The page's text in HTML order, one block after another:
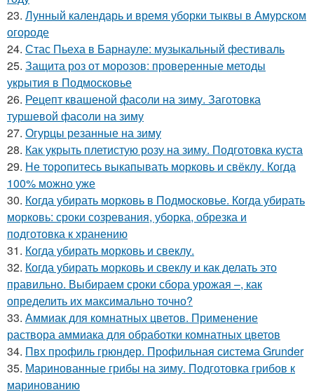
23. Лунный календарь и время уборки тыквы в Амурском
огороде
24. Стас Пьеха в Барнауле: музыкальный фестиваль
25. Защита роз от морозов: проверенные методы
укрытия в Подмосковье
26. Рецепт квашеной фасоли на зиму. Заготовка
туршевой фасоли на зиму
27. Огурцы резанные на зиму
28. Как укрыть плетистую розу на зиму. Подготовка куста
29. Не торопитесь выкапывать морковь и свёклу. Когда
100% можно уже
30. Когда убирать морковь в Подмосковье. Когда убирать
морковь: сроки созревания, уборка, обрезка и
подготовка к хранению
31. Когда убирать морковь и свеклу.
32. Когда убирать морковь и свеклу и как делать это
правильно. Выбираем сроки сбора урожая –, как
определить их максимально точно?
33. Аммиак для комнатных цветов. Применение
раствора аммиака для обработки комнатных цветов
34. Пвх профиль грюндер. Профильная система Grunder
35. Маринованные грибы на зиму. Подготовка грибов к
маринованию